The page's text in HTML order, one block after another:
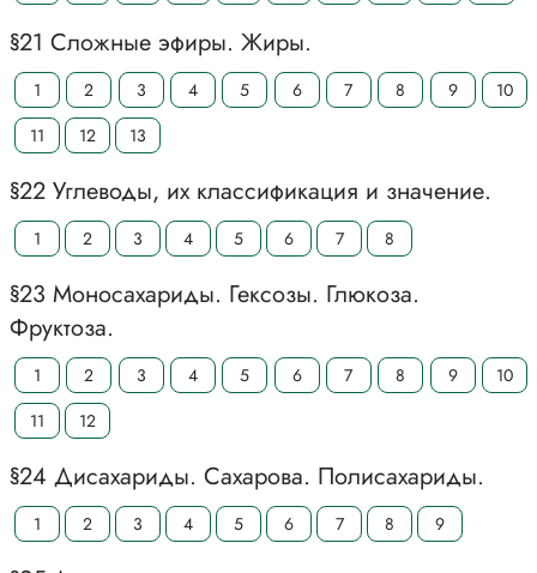
§21 Сложные эфиры. Жиры.
1 2 3 4 5 6 7 8 9
10
11
12 13
§22 Углеводы, их классификация и значение.
1 2 3 4 5 6 7 8
§23 Моносахариды. Гексозы. Глюкоза.
Фруктоза.
1 2 3 4 5 6 7 8 9
10
11
12
§24 Дисахариды. Сахарова. Полисахариды.
1 2 3 4 5 6 7 8 9